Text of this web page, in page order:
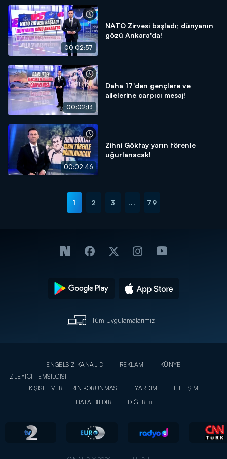
00:02:57
NATO Zirvesi başladı; dünyanın
gözü Ankara'da!
00:02:13
Daha 17'den gençlere ve
ailelerine çarpıcı mesaj!
00:02:46
Zihni Göktay yarın törenle
uğurlanacak!
1 2 3 ... 79
Tüm Uygulamalarımız
ENGELSİZ KANAL D REKLAM
KÜNYE
İZLEYİCİ TEMSİLCİSİ
KİŞİSEL VERİLERİN KORUNMASI
YARDIM
İLETİŞİM
HATA BİLDİR
DİĞER